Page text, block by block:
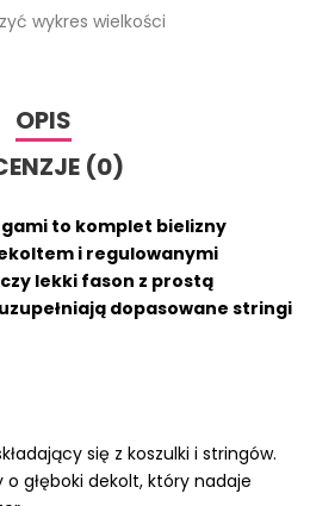
wykres wielkości
OPIS
(0)
to komplet bielizny
i regulowanymi
lekki fason z prostą
dopasowane stringi
się z koszulki i stringów.
o głęboki dekolt, który nadaje